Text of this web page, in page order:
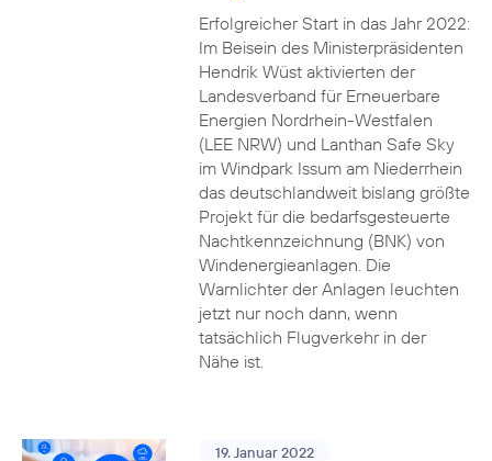
Erfolgreicher Start in das Jahr 2022:
Im Beisein des Ministerpräsidenten
Hendrik Wüst aktivierten der
Landesverband für Erneuerbare
Energien Nordrhein-Westfalen
(LEE NRW) und Lanthan Safe Sky
im Windpark Issum am Niederrhein
das deutschlandweit bislang größte
Projekt für die bedarfsgesteuerte
Nachtkennzeichnung (BNK) von
Windenergieanlagen. Die
Warnlichter der Anlagen leuchten
jetzt nur noch dann, wenn
tatsächlich Flugverkehr in der
Nähe ist.
19. Januar 2022